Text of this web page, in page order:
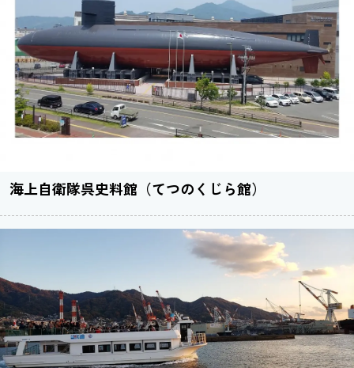
海上自衛隊呉史料館（てつのくじら館）